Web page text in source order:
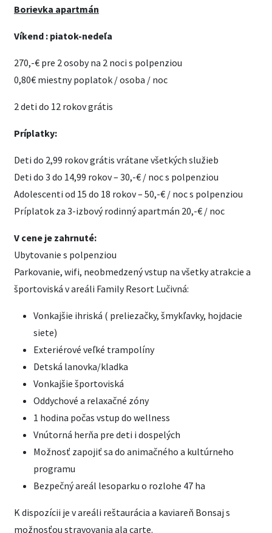
Borievka apartmán
Víkend : piatok-nedeľa
270,-€ pre 2 osoby na 2 noci s polpenziou
0,80€ miestny poplatok / osoba / noc
2 deti do 12 rokov grátis
Príplatky:
Deti do 2,99 rokov grátis vrátane všetkých služieb
Deti do 3 do 14,99 rokov – 30,-€ / noc s polpenziou
Adolescenti od 15 do 18 rokov – 50,-€ / noc s polpenziou
Príplatok za 3-izbový rodinný apartmán 20,-€ / noc
V cene je zahrnuté:
Ubytovanie s polpenziou
Parkovanie, wifi, neobmedzený vstup na všetky atrakcie a
športoviská v areáli Family Resort Lučivná:
Vonkajšie ihriská ( preliezačky, šmykľavky, hojdacie
siete)
Exteriérové veľké trampolíny
Detská lanovka/kladka
Vonkajšie športoviská
Oddychové a relaxačné zóny
1 hodina počas vstup do wellness
Vnútorná herňa pre deti i dospelých
Možnosť zapojiť sa do animačného a kultúrneho
programu
Bezpečný areál lesoparku o rozlohe 47 ha
K dispozícii je v areáli reštaurácia a kaviareň Bonsaj s
možnosťou stravovania ala carte.